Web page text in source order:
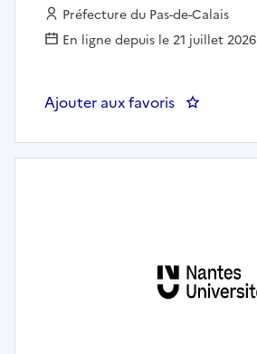
Employeur :
Préfecture du Pas-de-Calais
En ligne depuis le 21 juillet 2026
Ajouter aux favoris